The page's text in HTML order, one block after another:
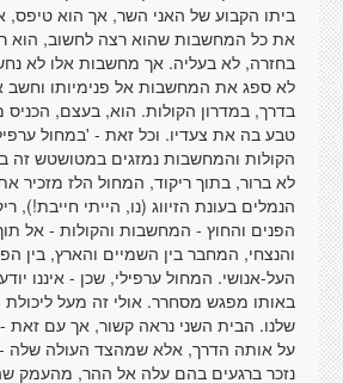
ביתו הקבוע של האני השר, אך הוא טיפס,
את כל המחשבות שהוא רצה לחשוב, הוא
בחזרה, לא בעליה. אך מחשבות אלו לא
לא ספג את המחשבות אל פנימיותו וחשב
בדרך, במדרון הקולות. הוא, בעצם, הכניס
טבע בה את צעדיו. וכל זאת - 'במחול
הקולות והמחשבות נמזגים במטושטש זה
לא ברור, בתוך ריקוד, המחול הלז מזכיר
הנמלים בעונת הזיווג (נו, הייתי חייבת!),
הפנים והחוץ - המחשבות והקולות - אל
והנצחי, המחבר בין השמיים והארץ, בין
העל-אנושי. המחול ערפילי, שכן - איננו
באותו מפגש מסחרר. אולי זה מעל
שלנו. הבית השני נראה קשור, אך עם זאת
על אותה הדרך, אלא שמהצד העולה שלה
נזכר ברגעים בהם עלה אל ההר, מהעמק